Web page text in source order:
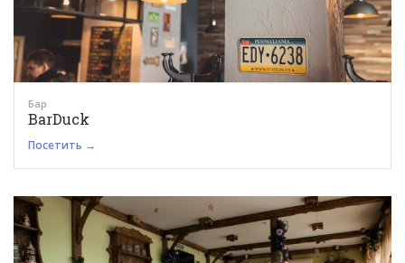
Бар
BarDuck
Посетить →